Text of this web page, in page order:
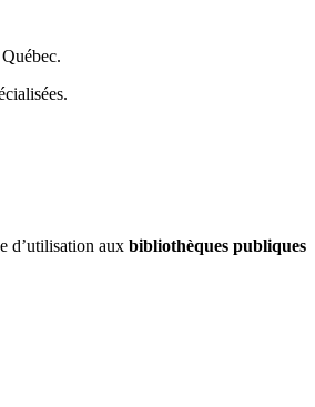
ébec.
d’utilisation aux bibliothèques publiques